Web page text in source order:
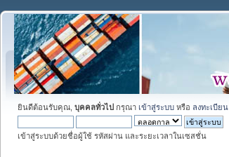
ยินดีต้อนรับคุณ, บุคคลทั่วไป กรุณา เข้าสู่ระบบ หรือ ลงทะเบียน
เข้าสู่ระบบด้วยชื่อผู้ใช้ รหัสผ่าน และระยะเวลาในเซสชั่น